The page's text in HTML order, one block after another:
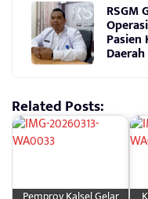
RSGM
Pasien
Daerah
Related Posts: